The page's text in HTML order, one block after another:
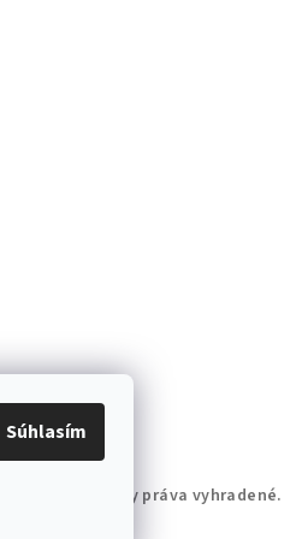
Súhlasím
. Všetky práva vyhradené.